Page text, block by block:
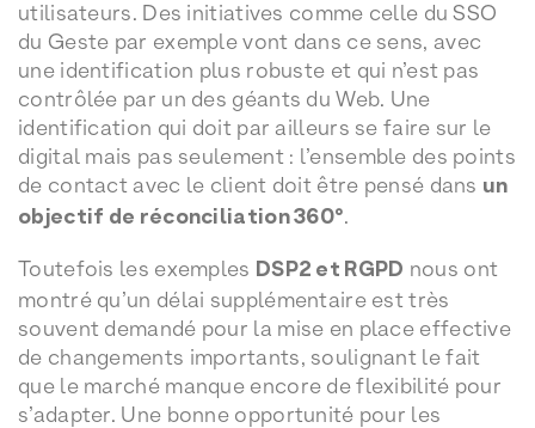
utilisateurs. Des initiatives comme celle du SSO
du Geste par exemple vont dans ce sens, avec
une identification plus robuste et qui n’est pas
contrôlée par un des géants du Web. Une
identification qui doit par ailleurs se faire sur le
digital mais pas seulement : l’ensemble des points
de contact avec le client doit être pensé dans un
objectif de réconciliation 360°.
Toutefois les exemples DSP2 et RGPD nous ont
montré qu’un délai supplémentaire est très
souvent demandé pour la mise en place effective
de changements importants, soulignant le fait
que le marché manque encore de flexibilité pour
s’adapter. Une bonne opportunité pour les